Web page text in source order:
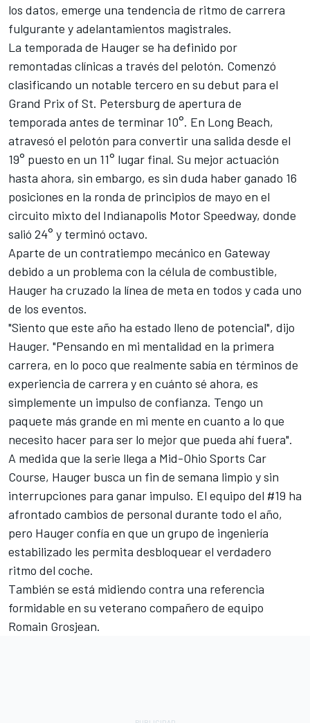
los datos, emerge una tendencia de ritmo de carrera
fulgurante y adelantamientos magistrales.
La temporada de Hauger se ha definido por
remontadas clínicas a través del pelotón. Comenzó
clasificando un notable tercero en su debut para el
Grand Prix of St. Petersburg de apertura de
temporada antes de terminar 10°. En Long Beach,
atravesó el pelotón para convertir una salida desde el
19° puesto en un 11° lugar final. Su mejor actuación
hasta ahora, sin embargo, es sin duda haber ganado 16
posiciones en la ronda de principios de mayo en el
circuito mixto del Indianapolis Motor Speedway, donde
salió 24° y terminó octavo.
Aparte de un contratiempo mecánico en Gateway
debido a un problema con la célula de combustible,
Hauger ha cruzado la línea de meta en todos y cada uno
de los eventos.
"Siento que este año ha estado lleno de potencial", dijo
Hauger. "Pensando en mi mentalidad en la primera
carrera, en lo poco que realmente sabía en términos de
experiencia de carrera y en cuánto sé ahora, es
simplemente un impulso de confianza. Tengo un
paquete más grande en mi mente en cuanto a lo que
necesito hacer para ser lo mejor que pueda ahí fuera".
A medida que la serie llega a Mid-Ohio Sports Car
Course, Hauger busca un fin de semana limpio y sin
interrupciones para ganar impulso. El equipo del #19 ha
afrontado cambios de personal durante todo el año,
pero Hauger confía en que un grupo de ingeniería
estabilizado les permita desbloquear el verdadero
ritmo del coche.
También se está midiendo contra una referencia
formidable en su veterano compañero de equipo
Romain Grosjean.